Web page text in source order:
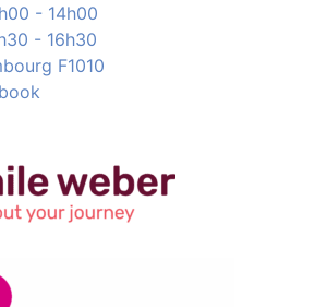
- 14h00
- 16h30
F1010